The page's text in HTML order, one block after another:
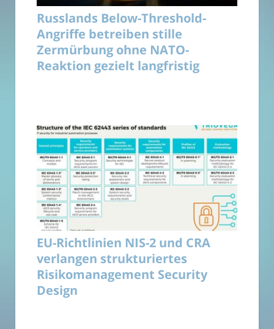
Russlands Below-Threshold-
Angriffe betreiben stille
Zermürbung ohne NATO-
Reaktion gezielt langfristig
EU-Richtlinien NIS-2 und CRA
verlangen strukturiertes
Risikomanagement Security
Design